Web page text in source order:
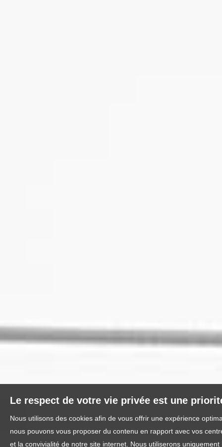
Le respect de votre vie privée est une
Nous utilisons des cookies afin de vous offrir une expérience
nous pouvons vous proposer du contenu en rapport avec vos
et la convivialité de notre site internet. Nous utiliserons